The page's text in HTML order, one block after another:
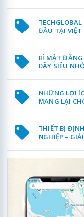
ĐẦU TẠI VIỆT
BÍ MẬT
DÂY SIÊU
NHỮNG LỢI
MANG LẠI
THIẾT BỊ
NGHIỆP –